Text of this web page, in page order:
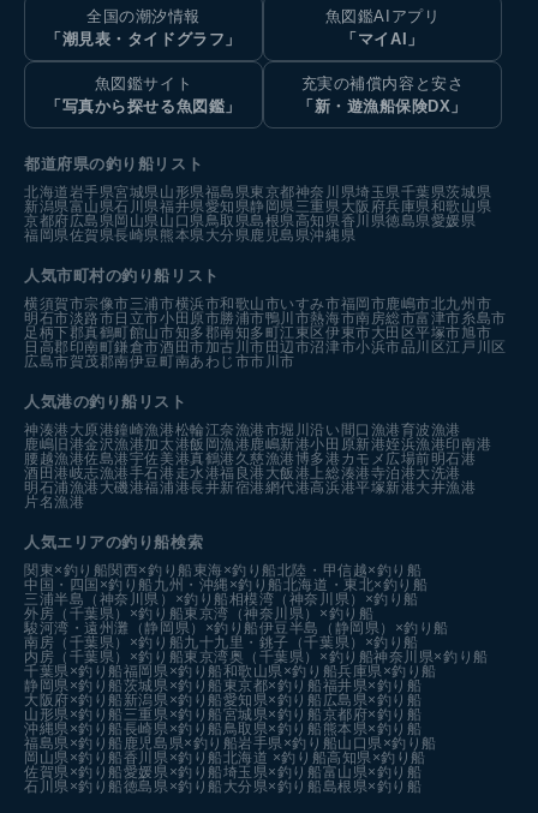
全国の潮汐情報
「潮見表・タイドグラフ」
魚図鑑AIアプリ
「マイAI」
魚図鑑サイト
「写真から探せる魚図鑑」
充実の補償内容と安さ
「新・遊漁船保険DX」
都道府県の釣り船リスト
北海道 岩手県宮城県 山形県福島県東京都神奈川県埼玉県千葉県茨城県
新潟県富山県石川県福井県愛知県静岡県 三重県 大阪府兵庫県和歌山県
京都府広島県岡山県 山口県 鳥取県島根県高知県香川県徳島県愛媛県
福岡県佐賀県長崎県 熊本県 大分県 鹿児島県沖縄県
人気市町村の釣り船リスト
横須賀市宗像市三浦市横浜市和歌山市いすみ市福岡市鹿嶋市北九州市
明石市淡路市日立市小田原市勝浦市鴨川市熱海市南房総市富津市糸島市
足柄下郡真鶴町館山市知多郡南知多町江東区伊東市大田区平塚市旭市
日高郡印南町鎌倉市酒田市加古川市田辺市沼津市小浜市品川区江戸川区
広島市賀茂郡南伊豆町南あわじ市市川市
人気港の釣り船リスト
神湊港 大原港鐘崎漁港松輪江奈漁港市堀川沿い 間口漁港育波漁港
鹿嶋旧港金沢漁港加太港飯岡漁港 鹿嶋新港小田原新港姪浜漁港印南港
腰越漁港佐島港宇佐美港真鶴港 久慈漁港博多港カモメ広場前明石港
酒田港岐志漁港手石港 走水港福良港 大飯港 上総湊港寺泊港大洗港
明石浦漁港 大磯港福浦港長井新宿港網代港高浜港平塚新港大井漁港
片名漁港
人気エリアの釣り船検索
関東×釣り船関西×釣り船 東海×釣り船北陸・甲信越×釣り船
中国・四国×釣り船 九州・沖縄×釣り船北海道・東北×釣り船
三浦半島（神奈川県）×釣り船相模湾（神奈川県）×釣り船
外房（千葉県）×釣り船東京湾（神奈川県）×釣り船
駿河湾・遠州灘（静岡県）×釣り船伊豆半島（静岡県）×釣り船
南房（千葉県）×釣り船九十九里・銚子（千葉県）×釣り船
内房（千葉県）×釣り船東京湾奥（千葉県）×釣り船神奈川県×釣り船
千葉県×釣り船福岡県×釣り船和歌山県×釣り船兵庫県×釣り船
静岡県×釣り船茨城県×釣り船 東京都×釣り船福井県×釣り船
大阪府×釣り船 新潟県×釣り船愛知県×釣り船 広島県×釣り船
山形県×釣り船 三重県×釣り船宮城県×釣り船京都府×釣り船
沖縄県×釣り船長崎県×釣り船 鳥取県×釣り船 熊本県×釣り船
福島県×釣り船 鹿児島県×釣り船岩手県×釣り船山口県×釣り船
岡山県×釣り船香川県×釣り船北海道 ×釣り船高知県×釣り船
佐賀県×釣り船愛媛県×釣り船埼玉県×釣り船富山県×釣り船
石川県×釣り船徳島県×釣り船 大分県×釣り船島根県×釣り船